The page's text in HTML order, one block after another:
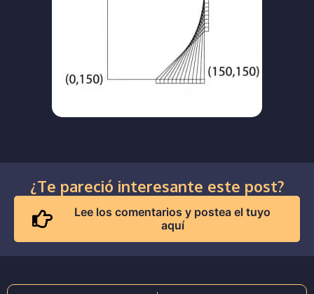
¿Te pareció interesante este post?
Lee los comentarios y postea el tuyo
aquí